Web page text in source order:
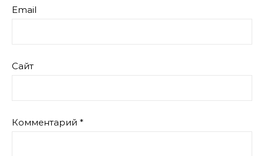
Email
Сайт
Комментарий *